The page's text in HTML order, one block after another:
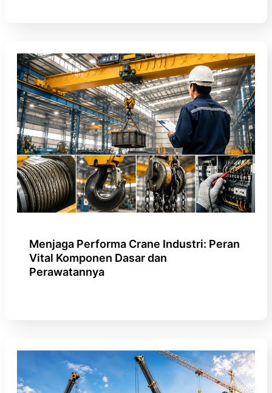
Menjaga Performa Crane Industri: Peran
Vital Komponen Dasar dan
Perawatannya